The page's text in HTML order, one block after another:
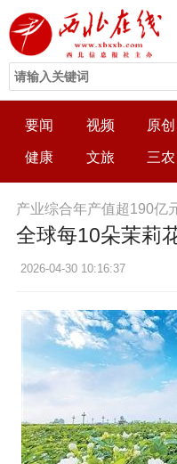
要闻 视频 原创
健康 文旅 三农
产业综合年产值超190亿
全球每10朵茉莉
2026-04-30 10:16:37